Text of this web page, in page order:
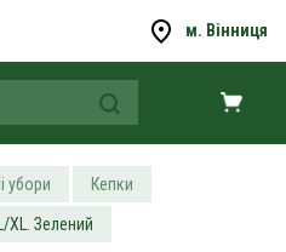
м. Вінниця
убори Кепки
XL. Зелений